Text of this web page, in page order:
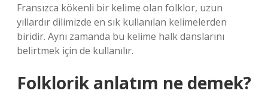
Fransızca kökenli bir kelime olan folklor, uzun
yıllardır dilimizde en sık kullanılan kelimelerden
biridir. Aynı zamanda bu kelime halk danslarını
belirtmek için de kullanılır.
Folklorik anlatım ne demek?